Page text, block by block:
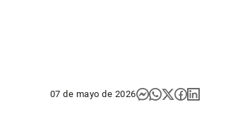
07 de mayo de 2026